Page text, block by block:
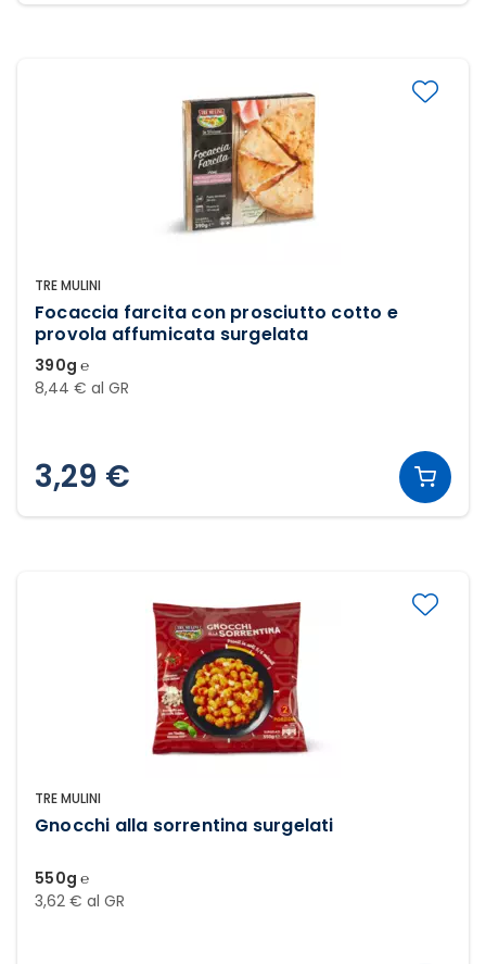
TRE MULINI
Focaccia farcita con prosciutto cotto e
provola affumicata surgelata
390g ℮
8,44 € al GR
3,29 €
TRE MULINI
Gnocchi alla sorrentina surgelati
550g ℮
3,62 € al GR